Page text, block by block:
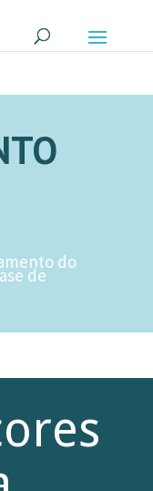
do
de